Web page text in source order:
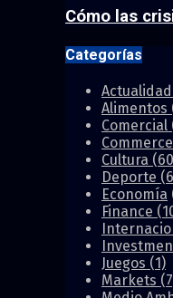
Cómo las
Categorías
Actualidad
Alimentos
Comercial
Commerce
Cultura
Deporte
Economía
Finance
Juegos (1)
Markets